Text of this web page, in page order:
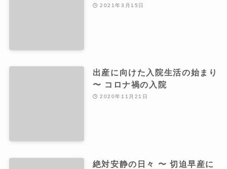
2021年3月15日
出産に向けた入院生活の始まり
〜 コロナ禍の入院
2020年11月21日
絶対安静の日々 〜 切迫早産に